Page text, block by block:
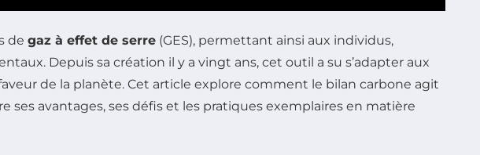
de gaz à effet de serre (GES), permettant ainsi aux individus,
Depuis sa création il y a vingt ans, cet outil a su s’adapter aux
de la planète. Cet article explore comment le bilan carbone agit
ses avantages, ses défis et les pratiques exemplaires en matière